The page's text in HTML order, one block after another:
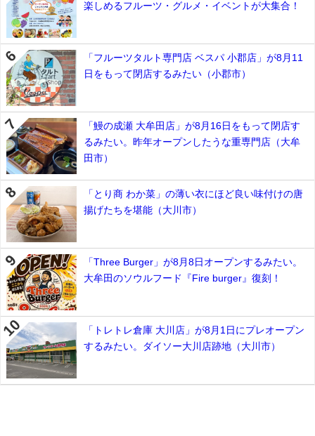
楽しめるフルーツ・グルメ・イベントが大集合！
「フルーツタルト専門店 ベスパ 小郡店」が8月11
日をもって閉店するみたい（小郡市）
「鰻の成瀬 大牟田店」が8月16日をもって閉店す
るみたい。昨年オープンしたうな重専門店（大牟
田市）
「とり商 わか菜」の薄い衣にほど良い味付けの唐
揚げたちを堪能（大川市）
「Three Burger」が8月8日オープンするみたい。
大牟田のソウルフード『Fire burger』復刻！
「トレトレ倉庫 大川店」が8月1日にプレオープン
するみたい。ダイソー大川店跡地（大川市）